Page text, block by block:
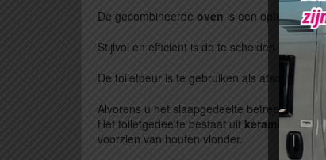
De gecombineerde oven is een optionele
Stijlvol en efficiënt is de te scheiden
De toiletdeur is te gebruiken als afscheiding
Alvorens u het slaapgedeelte betreedt, vindt
Het toiletgedeelte bestaat uit keramisch
voorzien van houten vlonder.